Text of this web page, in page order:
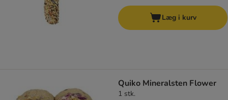
Læg i kurv
Quiko Mineralsten Flower
1 stk.